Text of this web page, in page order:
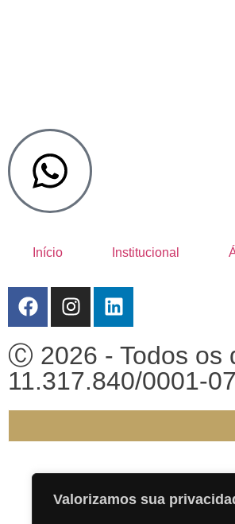
Valorizamos sua
Início Institucional
Ⓒ 2026 - Todos os
11.317.840/0001-07